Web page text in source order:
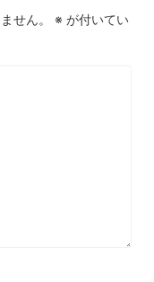
せん。 ※ が付いてい